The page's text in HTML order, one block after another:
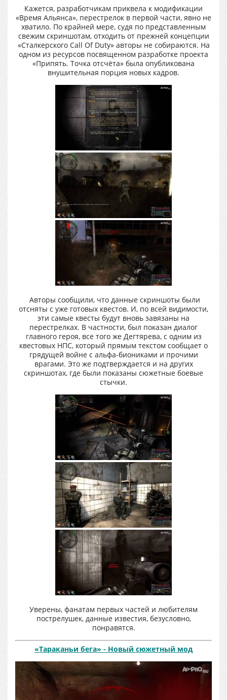
Кажется, разработчикам приквела к модификации
«Время Альянса», перестрелок в первой части, явно не
хватило. По крайней мере, судя по представленным
свежим скриншотам, отходить от прежней концепции
«Сталкерского Call Of Duty» авторы не собираются. На
одном из ресурсов посвященном разработке проекта
«Припять. Точка отсчёта» была опубликована
внушительная порция новых кадров.
Авторы сообщили, что данные скриншоты были
отсняты с уже готовых квестов. И, по всей видимости,
эти самые квесты будут вновь завязаны на
перестрелках. В частности, был показан диалог
главного героя, все того же Дегтярева, с одним из
квестовых НПС, который прямым текстом сообщает о
грядущей войне с альфа-биониками и прочими
врагами. Это же подтверждается и на других
скриншотах, где были показаны сюжетные боевые
стычки.
Уверены, фанатам первых частей и любителям
пострелушек, данные известия, безусловно,
понравятся.
«Тараканьи бега» - Новый сюжетный мод